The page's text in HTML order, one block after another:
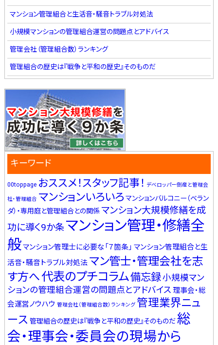
マンション管理組合と生活音・騒音トラブル対処法
小規模マンションの管理組合運営の問題点とアドバイス
管理会社（管理組合数）ランキング
管理組合の歴史は『戦争と平和の歴史』そのものだ
キーワード
00toppage おススメ！スタッフ記事！ デベロッパー倒産と管理会
社・管理組合 マンションいろいろ マンションバルコニー（ベラン
ダ）・専用庭と管理組合との関係 マンション大規模修繕を成
功に導く9か条マンション管理・修繕全
般マンション管理士に必要な「７箇条」 マンション管理組合と生
活音・騒音トラブル対処法 マン管士・管理会社を志
す方へ代表のプチコラム備忘録小規模マン
ションの管理組合運営の問題点とアドバイス 理事会・総
会運営ノウハウ 管理会社（管理組合数）ランキング 管理業界ニュ
ース 管理組合の歴史は『戦争と平和の歴史』そのものだ総
会・理事会・委員会の現場から